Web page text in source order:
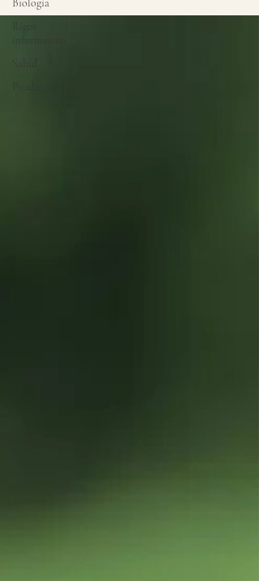
Rigor
informativo
Salud